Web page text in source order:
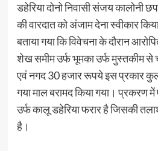
डहेरिया दोनो निवासी संजय कालोनी
की वारदात को अंजाम देना स्वीकार
बताया गया कि विवेचना के दौरान
शेख समीम उर्फ भूमका उर्फ मुस्तकीम से
एवं नगद 30 हजार रूपये इस प्रकार
गया माल बरामद किया गया। प्रकरण
उर्फ कालू डहेरिया फरार है जिसकी
है।